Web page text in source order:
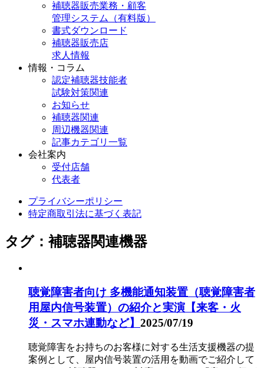
補聴器販売業務・顧客
管理システム（有料版）
書式ダウンロード
補聴器販売店
求人情報
情報・コラム
認定補聴器技能者
試験対策関連
お知らせ
補聴器関連
周辺機器関連
記事カテゴリ一覧
会社案内
受付店舗
代表者
プライバシーポリシー
特定商取引法に基づく表記
タグ：補聴器関連機器
聴覚障害者向け 多機能通知装置（聴覚障害者
用屋内信号装置）の紹介と実演【来客・火
災・スマホ連動など】 2025/07/19
聴覚障害をお持ちのお客様に対する生活支援機器の提
案例として、屋内信号装置の活用を動画でご紹介して